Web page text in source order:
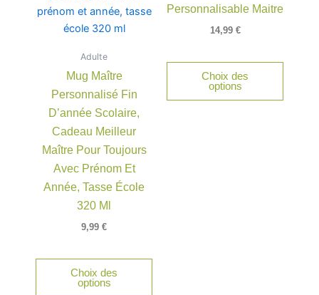
Adulte
Mug Maître
Personnalisé Fin
D’année Scolaire,
Cadeau Meilleur
Maître Pour Toujours
Avec Prénom Et
Année, Tasse École
320 Ml
9,99 €
Choix des
options
Personnalisable Maitre
14,99 €
Choix des
options